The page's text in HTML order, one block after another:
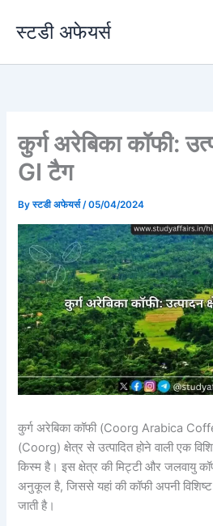
स्टडी अफेयर्स
कुर्ग अरेबिका कॉफी:
GI टैग
Byस्टडी अफेयर्स/05/04/2024
कुर्ग अरेबिका कॉफी (Coorg Arabica
(Coorg) क्षेत्र से उत्पादित होने वाली एक
किस्म है। इस क्षेत्र की मिट्टी और जलवायु
अनुकूल है, जिससे यहां की कॉफी अपनी
जाती है।